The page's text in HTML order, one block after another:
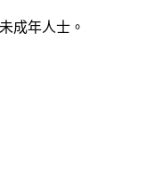
成年人士。